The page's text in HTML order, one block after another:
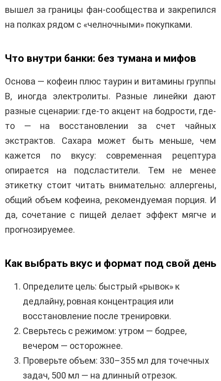
вышел за границы фан-сообщества и закрепился
на полках рядом с «челночными» покупками.
Что внутри банки: без тумана и мифов
Основа — кофеин плюс таурин и витамины группы
B, иногда электролиты. Разные линейки дают
разные сценарии: где-то акцент на бодрости, где-
то — на восстановлении за счет чайных
экстрактов. Сахара может быть меньше, чем
кажется по вкусу: современная рецептура
опирается на подсластители. Тем не менее
этикетку стоит читать внимательно: аллергены,
общий объем кофеина, рекомендуемая порция. И
да, сочетание с пищей делает эффект мягче и
прогнозируемее.
Как выбрать вкус и формат под свой день
Определите цель: быстрый «рывок» к
дедлайну, ровная концентрация или
восстановление после тренировки.
Сверьтесь с режимом: утром — бодрее,
вечером — осторожнее.
Проверьте объем: 330–355 мл для точечных
задач, 500 мл — на длинный отрезок.